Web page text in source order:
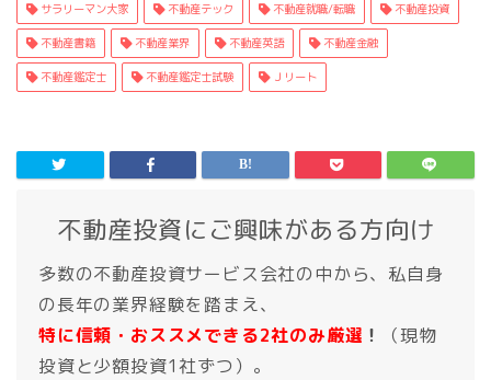
サラリーマン大家 不動産テック 不動産就職/転職 不動産投資
不動産書籍 不動産業界 不動産英語 不動産金融
不動産鑑定士 不動産鑑定士試験 Ｊリート
不動産投資にご興味がある方向け
多数の不動産投資サービス会社の中から、私自身
の長年の業界経験を踏まえ、
特に信頼・おススメできる2社のみ厳選 ！
（現物
投資と少額投資1社ずつ）。